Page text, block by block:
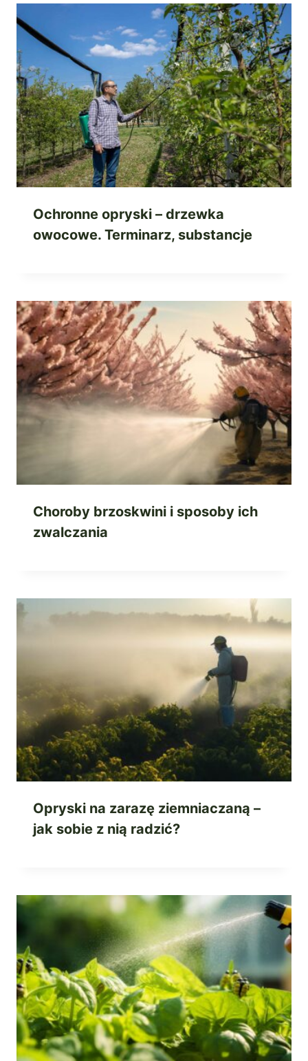
Ochronne opryski – drzewka
owocowe. Terminarz, substancje
Choroby brzoskwini i sposoby ich
zwalczania
Opryski na zarazę ziemniaczaną –
jak sobie z nią radzić?